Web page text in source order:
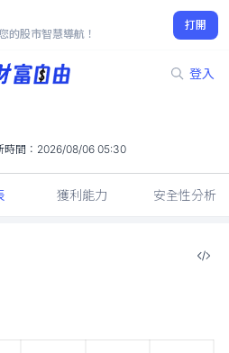
的股市智慧導航！
打開
登入
-2.89%
間： 2026/08/06 05:30
獲利能力 安全性分析